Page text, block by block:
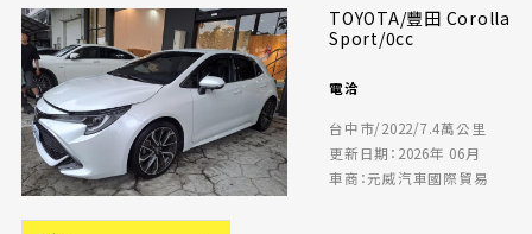
TOYOTA/豐田 Corolla
Sport/0cc
電洽
台中市/2022/7.4萬公里
更新日期：2026年 06月
車商：元威汽車國際貿易